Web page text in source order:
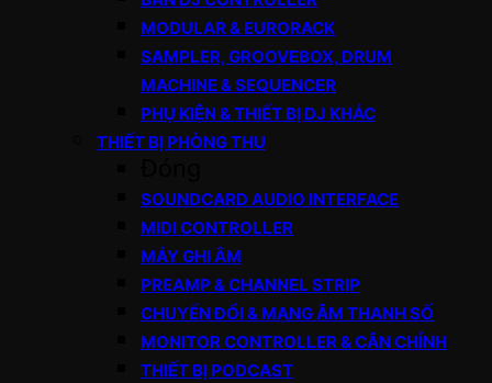
MODULAR & EURORACK
SAMPLER, GROOVEBOX, DRUM
MACHINE & SEQUENCER
PHỤ KIỆN & THIẾT BỊ DJ KHÁC
THIẾT BỊ PHÒNG THU
SOUNDCARD AUDIO INTERFACE
MIDI CONTROLLER
MÁY GHI ÂM
PREAMP & CHANNEL STRIP
CHUYỂN ĐỔI & MẠNG ÂM THANH SỐ
MONITOR CONTROLLER & CÂN CHỈNH
THIẾT BỊ PODCAST